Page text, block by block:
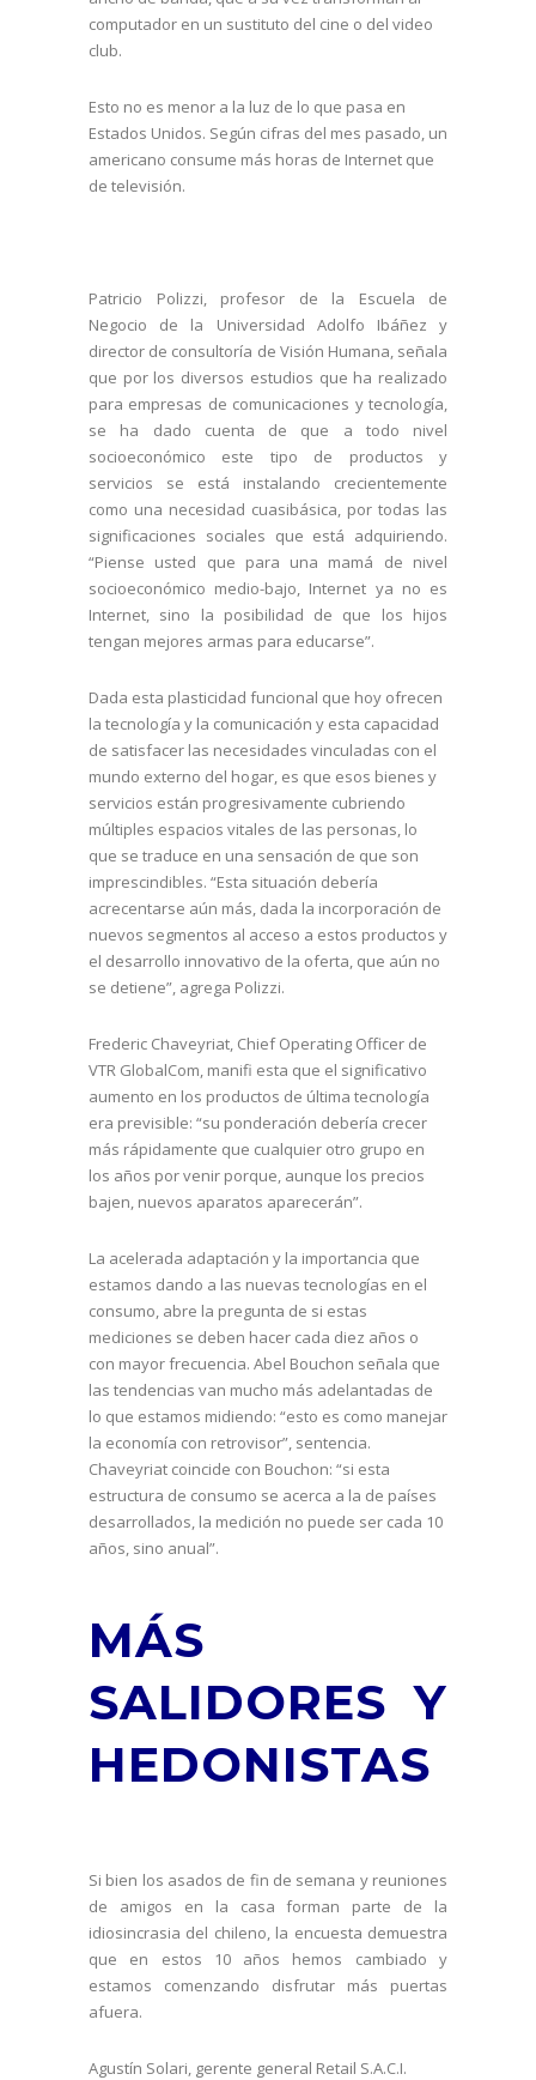
computador en un sustituto del cine o del video
club.
Esto no es menor a la luz de lo que pasa en
Estados Unidos. Según cifras del mes pasado, un
americano consume más horas de Internet que
de televisión.
Patricio Polizzi, profesor de la Escuela de
Negocio de la Universidad Adolfo Ibáñez y
director de consultoría de Visión Humana, señala
que por los diversos estudios que ha realizado
para empresas de comunicaciones y tecnología,
se ha dado cuenta de que a todo nivel
socioeconómico este tipo de productos y
servicios se está instalando crecientemente
como una necesidad cuasibásica, por todas las
significaciones sociales que está adquiriendo.
“Piense usted que para una mamá de nivel
socioeconómico medio-bajo, Internet ya no es
Internet, sino la posibilidad de que los hijos
tengan mejores armas para educarse”.
Dada esta plasticidad funcional que hoy ofrecen
la tecnología y la comunicación y esta capacidad
de satisfacer las necesidades vinculadas con el
mundo externo del hogar, es que esos bienes y
servicios están progresivamente cubriendo
múltiples espacios vitales de las personas, lo
que se traduce en una sensación de que son
imprescindibles. “Esta situación debería
acrecentarse aún más, dada la incorporación de
nuevos segmentos al acceso a estos productos y
el desarrollo innovativo de la oferta, que aún no
se detiene”, agrega Polizzi.
Frederic Chaveyriat, Chief Operating Officer de
VTR GlobalCom, manifi esta que el significativo
aumento en los productos de última tecnología
era previsible: “su ponderación debería crecer
más rápidamente que cualquier otro grupo en
los años por venir porque, aunque los precios
bajen, nuevos aparatos aparecerán”.
La acelerada adaptación y la importancia que
estamos dando a las nuevas tecnologías en el
consumo, abre la pregunta de si estas
mediciones se deben hacer cada diez años o
con mayor frecuencia. Abel Bouchon señala que
las tendencias van mucho más adelantadas de
lo que estamos midiendo: “esto es como manejar
la economía con retrovisor”, sentencia.
Chaveyriat coincide con Bouchon: “si esta
estructura de consumo se acerca a la de países
desarrollados, la medición no puede ser cada 10
años, sino anual”.
MÁS
SALIDORES Y
HEDONISTAS
Si bien los asados de fin de semana y reuniones
de amigos en la casa forman parte de la
idiosincrasia del chileno, la encuesta demuestra
que en estos 10 años hemos cambiado y
estamos comenzando disfrutar más puertas
afuera.
Agustín Solari, gerente general Retail S.A.C.I.